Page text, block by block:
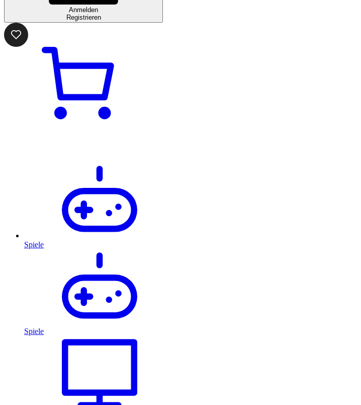
Anmelden
Registrieren
Spiele
Spiele